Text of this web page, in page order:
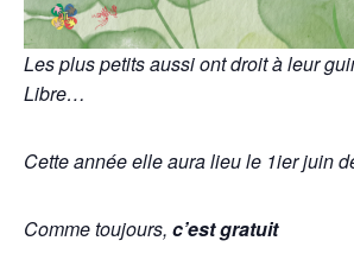
Les plus petits aussi ont droit à leur
Libre…
Cette année elle aura lieu le 1ier juin
Comme toujours, c’est gratuit